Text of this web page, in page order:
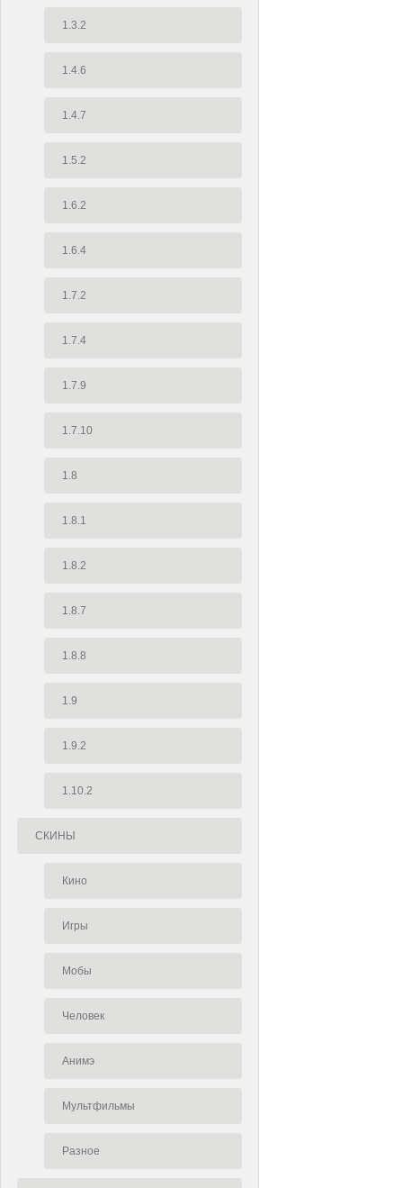
1.3.2
1.4.6
1.4.7
1.5.2
1.6.2
1.6.4
1.7.2
1.7.4
1.7.9
1.7.10
1.8
1.8.1
1.8.2
1.8.7
1.8.8
1.9
1.9.2
1.10.2
СКИНЫ
Кино
Игры
Мобы
Человек
Анимэ
Мультфильмы
Разное